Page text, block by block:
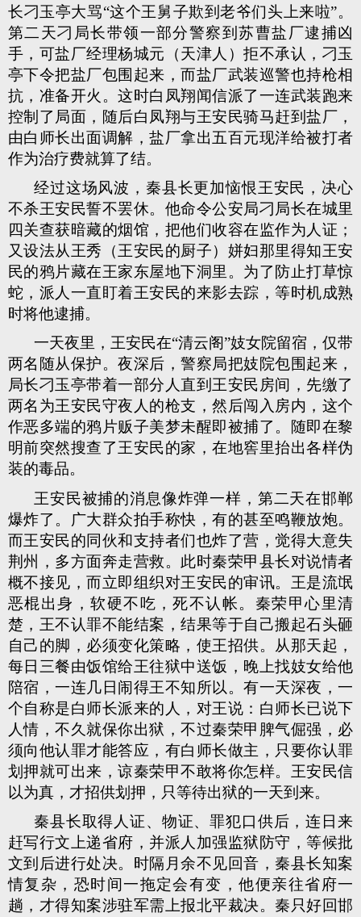
长刁玉亭大骂“这个王舅子欺到老爷们头上来啦”。
第二天刁局长带领一部分警察到苏曹盐厂逮捕凶
手，可盐厂经理杨城元（天津人）拒不承认，刁玉
亭下令把盐厂包围起来，而盐厂武装巡警也持枪相
抗，准备开火。这时白凤翔闻信派了一连武装跑来
控制了局面，随后白凤翔与王安民骑马赶到盐厂，
由白师长出面调解，盐厂拿出五百元现洋给被打者
作为治疗费就算了结。
经过这场风波，秦县长更加恼恨王安民，决心
不杀王安民誓不罢休。他命令公安局刁局长在城里
四关查获暗藏的烟馆，把他们收容在监作为人证；
又设法从王秀（王安民的厨子）姘妇那里得知王安
民的鸦片藏在王家东屋地下洞里。为了防止打草惊
蛇，派人一直盯着王安民的来影去踪，等时机成熟
时将他逮捕。
一天夜里，王安民在“清云阁”妓女院留宿，仅带
两名随从保护。夜深后，警察局把妓院包围起来，
局长刁玉亭带着一部分人直到王安民房间，先缴了
两名为王安民守夜人的枪支，然后闯入房内，这个
作恶多端的鸦片贩子美梦未醒即被捕了。随即在黎
明前突然搜查了王安民的家，在地窖里抬出各样伪
装的毒品。
王安民被捕的消息像炸弹一样，第二天在邯郸
爆炸了。广大群众拍手称快，有的甚至鸣鞭放炮。
而王安民的同伙和支持者们也炸了营，觉得大意失
荆州，多方面奔走营救。此时秦荣甲县长对说情者
概不接见，而立即组织对王安民的审讯。王是流氓
恶棍出身，软硬不吃，死不认帐。秦荣甲心里清
楚，王不认罪不能结案，结果等于自己搬起石头砸
自己的脚，必须变化策略，使王招供。从那天起，
每日三餐由饭馆给王往狱中送饭，晚上找妓女给他
陪宿，一连几日闹得王不知所以。有一天深夜，一
个自称是白师长派来的人，对王说：白师长已说下
人情，不久就保你出狱，不过秦荣甲脾气倔强，必
须向他认罪才能答应，有白师长做主，只要你认罪
划押就可出来，谅秦荣甲不敢将你怎样。王安民信
以为真，才招供划押，只等待出狱的一天到来。
秦县长取得人证、物证、罪犯口供后，连日来
赶写行文上递省府，并派人加强监狱防守，等候批
文到后进行处决。时隔月余不见回音，秦县长知案
情复杂，恐时间一拖定会有变，他便亲往省府一
趟，才得知案涉驻军需上报北平裁决。秦只好回邯